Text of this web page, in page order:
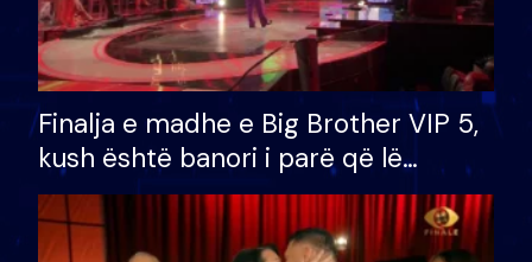
Finalja e madhe e Big Brother VIP 5,
kush është banori i parë që lë
shtëpinë dhe humb mundësinë për
të fituar çmimin e madh